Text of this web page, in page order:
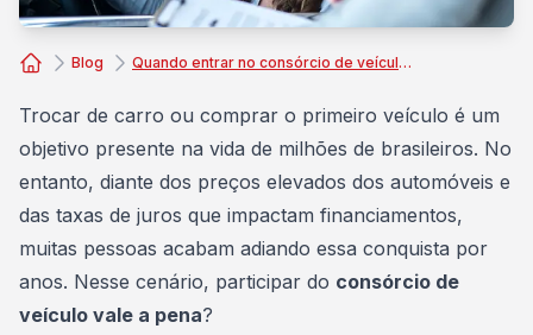
Blog Quando entrar no consórcio de veículo vale a pena?
Trocar de carro ou comprar o primeiro veículo é um
objetivo presente na vida de milhões de brasileiros. No
entanto, diante dos preços elevados dos automóveis e
das taxas de juros que impactam financiamentos,
muitas pessoas acabam adiando essa conquista por
anos. Nesse cenário, participar do consórcio de
veículo vale a pena?